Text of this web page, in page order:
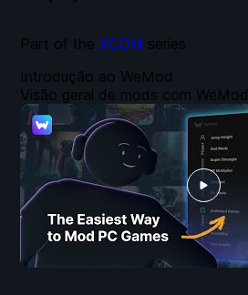
Introdução ao WeMod
Visão geral de mods com WeMod
Part of the XCOM series